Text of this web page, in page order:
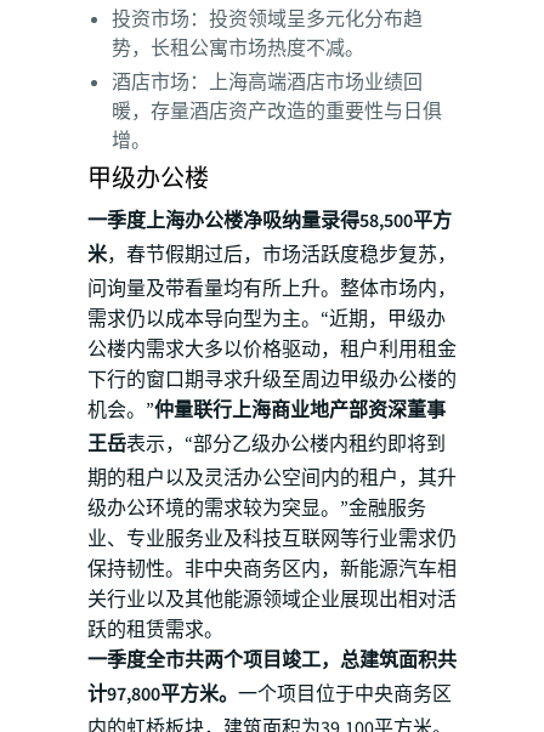
投资市场：投资领域呈多元化分布趋
势，长租公寓市场热度不减。
酒店市场：上海高端酒店市场业绩回
暖，存量酒店资产改造的重要性与日俱
增。
甲级办公楼
一季度上海办公楼净吸纳量录得58,500平方
米，春节假期过后，市场活跃度稳步复苏，
问询量及带看量均有所上升。整体市场内，
需求仍以成本导向型为主。“近期，甲级办
公楼内需求大多以价格驱动，租户利用租金
下行的窗口期寻求升级至周边甲级办公楼的
机会。”仲量联行上海商业地产部资深董事
王岳表示，“部分乙级办公楼内租约即将到
期的租户以及灵活办公空间内的租户，其升
级办公环境的需求较为突显。”金融服务
业、专业服务业及科技互联网等行业需求仍
保持韧性。非中央商务区内，新能源汽车相
关行业以及其他能源领域企业展现出相对活
跃的租赁需求。
一季度全市共两个项目竣工，总建筑面积共
计97,800平方米。 一个项目位于中央商务区